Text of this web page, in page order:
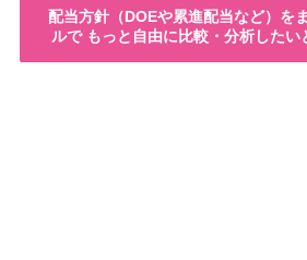
配当方針（DOEや累進配当など）を
ルで もっと自由に比較・分析したい